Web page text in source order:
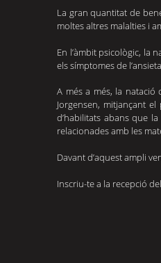
La gran quantitat de
moltes altres malalties i
En l’àmbit psicològic, la
els símptomes de
A més a més, la natació
Jorgensen, mitjançant
d’habilitats abans que
relacionades amb les
Davant d’aquest ampli
Inscriu-te a la recepció